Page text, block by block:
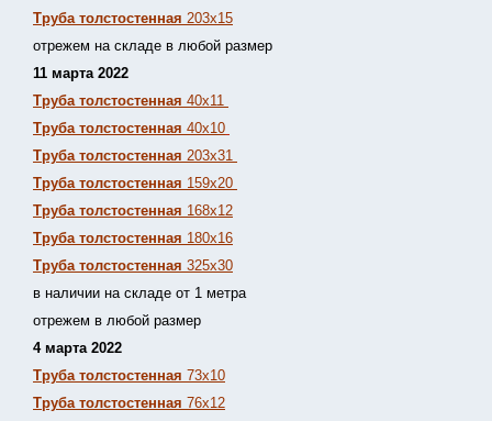
Труба толстостенная 203х15
отрежем на складе в любой размер
11 марта 2022
Труба толстостенная 40х11
Труба толстостенная 40х10
Труба толстостенная 203х31
Труба толстостенная 159х20
Труба толстостенная 168х12
Труба толстостенная 180х16
Труба толстостенная 325х30
в наличии на складе от 1 метра
отрежем в любой размер
4 марта 2022
Труба толстостенная 73х10
Труба толстостенная 76х12